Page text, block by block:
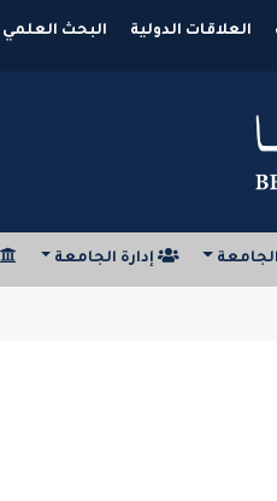
العلاقات الدولية البحث العلمي
إدارة الجامعة